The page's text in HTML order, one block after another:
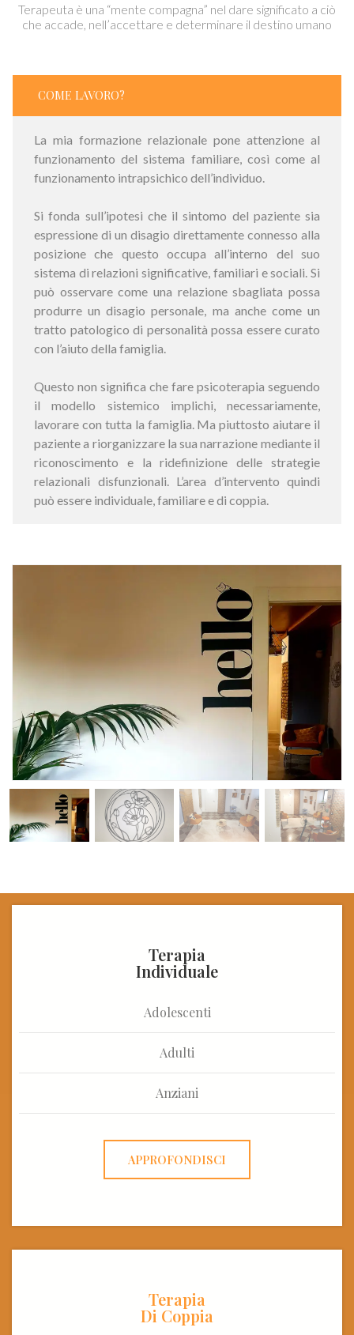
Terapeuta è una “mente compagna” nel dare significato a ciò
che accade, nell’accettare e determinare il destino umano
COME LAVORO?
La mia formazione relazionale pone attenzione al
funzionamento del sistema familiare, così come al
funzionamento intrapsichico dell’individuo.
Si fonda sull’ipotesi che il sintomo del paziente sia
espressione di un disagio direttamente connesso alla
posizione che questo occupa all’interno del suo
sistema di relazioni significative, familiari e sociali. Si
può osservare come una relazione sbagliata possa
produrre un disagio personale, ma anche come un
tratto patologico di personalità possa essere curato
con l’aiuto della famiglia.
Questo non significa che fare psicoterapia seguendo
il modello sistemico implichi, necessariamente,
lavorare con tutta la famiglia. Ma piuttosto aiutare il
paziente a riorganizzare la sua narrazione mediante il
riconoscimento e la ridefinizione delle strategie
relazionali disfunzionali. L’area d’intervento quindi
può essere individuale, familiare e di coppia.
Terapia
Individuale
Adolescenti
Adulti
Anziani
APPROFONDISCI
Terapia
Di Coppia